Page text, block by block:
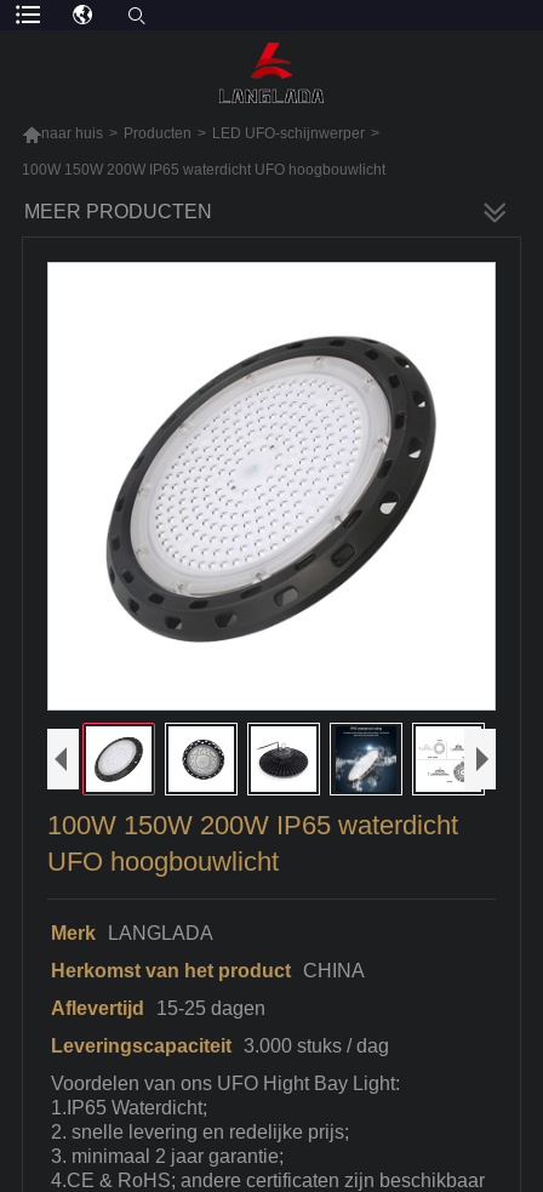
naar huis > Producten > LED UFO-schijnwerper >
100W 150W 200W IP65 waterdicht UFO hoogbouwlicht
MEER PRODUCTEN
100W 150W 200W IP65 waterdicht
UFO hoogbouwlicht
Merk
LANGLADA
Herkomst van het product
CHINA
Aflevertijd
15-25 dagen
Leveringscapaciteit 3.000 stuks / dag
Voordelen van ons UFO Hight Bay Light:
1.IP65 Waterdicht;
2. snelle levering en redelijke prijs;
3. minimaal 2 jaar garantie;
4.CE & RoHS; andere certificaten zijn beschikbaar